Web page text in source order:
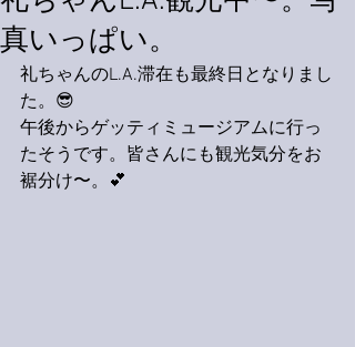
真いっぱい。
礼ちゃんのL.A.滞在も最終日となりまし
た。😎
午後からゲッティミュージアムに行っ
たそうです。皆さんにも観光気分をお
裾分け〜。💕